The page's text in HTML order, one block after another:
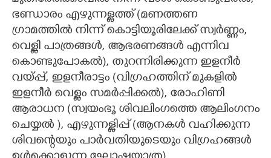
ഭണ്ഡാരം എഴുന്നള്ളത്ത് (മണത്തണ
ഗ്രാമത്തിൽ നിന്ന് കൊട്ടിയൂരിലേക്ക് സ്വർണ്ണം,
വെള്ളി പാത്രങ്ങൾ, ആഭരണങ്ങൾ എന്നിവ
കൊണ്ടുപോകൽ), തുറന്നിരിക്കുന്ന ഇളനീർ
വയ്പ്പ്, ഇളനീരാട്ടം (വിഗ്രഹത്തിന് മുകളിൽ
ഇളനീർ വെള്ളം സമർപ്പിക്കൽ), രോഹിണി
ആരാധന (സ്വയംഭൂ ശിവലിംഗത്തെ ആലിംഗനം
ചെയ്യൽ ), എഴുന്നള്ളിപ്പ് (ആനകൾ വഹിക്കുന്ന
ശിവന്റെയും പാർവതിയുടെയും വിഗ്രഹങ്ങൾ